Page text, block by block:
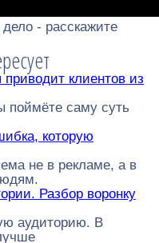
- расскажите
приводит клиентов из
поймёте саму суть
которую
не в рекламе, а в
Разбор воронку
аудиторию. В